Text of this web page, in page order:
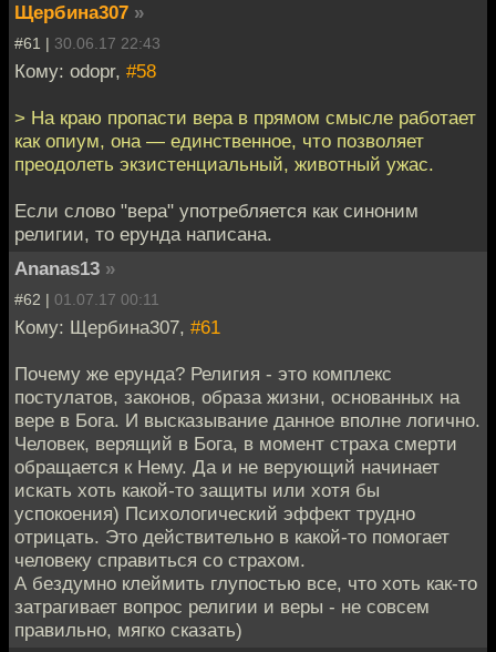
Щербина307 »
#61 | 30.06.17 22:43
Кому: odopr, #58
> На краю пропасти вера в прямом смысле работает
как опиум, она — единственное, что позволяет
преодолеть экзистенциальный, животный ужас.
Если слово "вера" употребляется как синоним
религии, то ерунда написана.
Ananas13 »
#62 | 01.07.17 00:11
Кому: Щербина307, #61
Почему же ерунда? Религия - это комплекс
постулатов, законов, образа жизни, основанных на
вере в Бога. И высказывание данное вполне логично.
Человек, верящий в Бога, в момент страха смерти
обращается к Нему. Да и не верующий начинает
искать хоть какой-то защиты или хотя бы
успокоения) Психологический эффект трудно
отрицать. Это действительно в какой-то помогает
человеку справиться со страхом.
А бездумно клеймить глупостью все, что хоть как-то
затрагивает вопрос религии и веры - не совсем
правильно, мягко сказать)